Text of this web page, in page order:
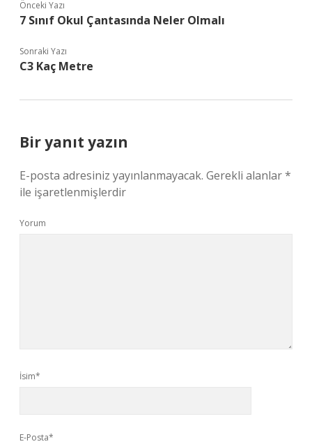
Önceki Yazı
7 Sınıf Okul Çantasında Neler Olmalı
Sonraki Yazı
C3 Kaç Metre
Bir yanıt yazın
E-posta adresiniz yayınlanmayacak. Gerekli alanlar*
ile işaretlenmişlerdir
Yorum
İsim*
E-Posta*